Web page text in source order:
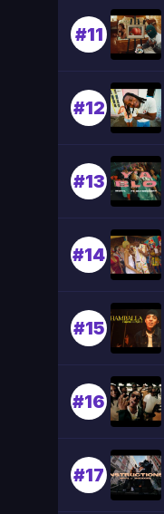
#11
#12
#13
#14
#15
#16
#17